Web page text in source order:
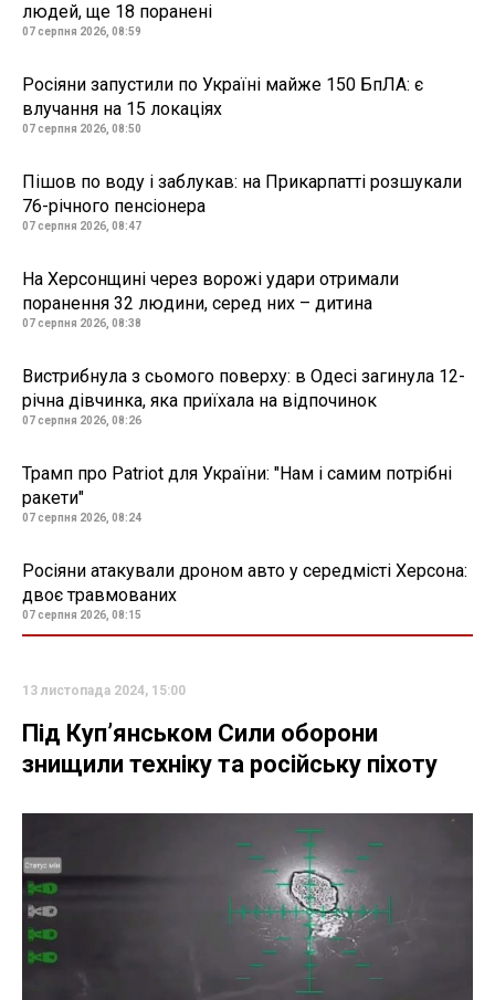
людей, ще 18 поранені
07 серпня 2026, 08:59
Росіяни запустили по Україні майже 150 БпЛА: є
влучання на 15 локаціях
07 серпня 2026, 08:50
Пішов по воду і заблукав: на Прикарпатті розшукали
76-річного пенсіонера
07 серпня 2026, 08:47
На Херсонщині через ворожі удари отримали
поранення 32 людини, серед них – дитина
07 серпня 2026, 08:38
Вистрибнула з сьомого поверху: в Одесі загинула 12-
річна дівчинка, яка приїхала на відпочинок
07 серпня 2026, 08:26
Трамп про Patriot для України: "Нам і самим потрібні
ракети"
07 серпня 2026, 08:24
Росіяни атакували дроном авто у середмісті Херсона:
двоє травмованих
07 серпня 2026, 08:15
13 листопада 2024, 15:00
Під Куп’янськом Сили оборони
знищили техніку та російську піхоту